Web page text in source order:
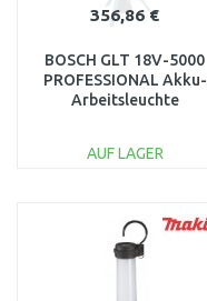
356,86 €
BOSCH GLT 18V-5000
PROFESSIONAL Akku-
Arbeitsleuchte
AUF LAGER
Vergleichen